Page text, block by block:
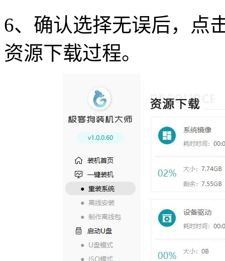
6、确认选择无误后，点
资源下载过程。